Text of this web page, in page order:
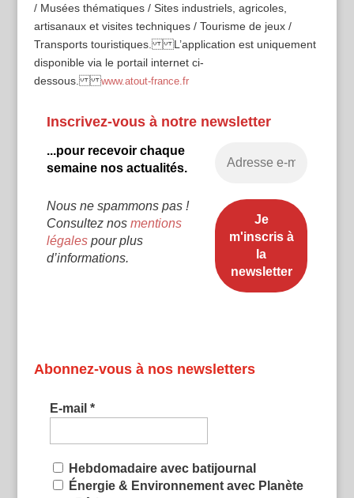
/ Musées thématiques / Sites industriels, agricoles,
artisanaux et visites techniques / Tourisme de jeux /
Transports touristiques. L’application est uniquement
disponible via le portail internet ci-
dessous.www.atout-france.fr
Inscrivez-vous à notre newsletter
...pour recevoir chaque
semaine nos actualités.
Nous ne spammons pas !
Consultez nos mentions
légalespour plus
d’informations.
Abonnez-vous à nos newsletters
E-mail *
Hebdomadaire avec batijournal
Énergie & Environnement avec Planète